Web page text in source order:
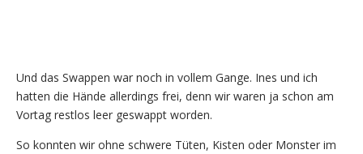
Und das Swappen war noch in vollem Gange. Ines und ich
hatten die Hände allerdings frei, denn wir waren ja schon am
Vortag restlos leer geswappt worden.
So konnten wir ohne schwere Tüten, Kisten oder Monster im